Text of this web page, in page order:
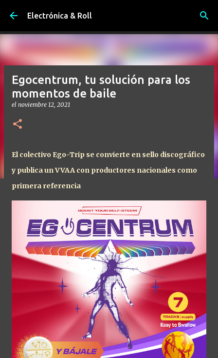
Ir al contenido principal
Electrónica & Roll
Egocentrum, tu solución para los
momentos de baile
el noviembre 12, 2021
El colectivo Ego-Trip se convierte en sello discográfico
y publica un VVAA con productores nacionales como
primera referencia